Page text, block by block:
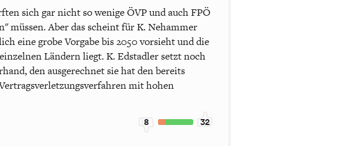
sich gar nicht so wenige ÖVP und auch FPÖ
müssen. Aber das scheint für K. Nehammer
eine grobe Vorgabe bis 2050 vorsieht und die
Ländern liegt. K. Edstadler setzt noch
den ausgerechnet sie hat den bereits
mit hohen
8 32